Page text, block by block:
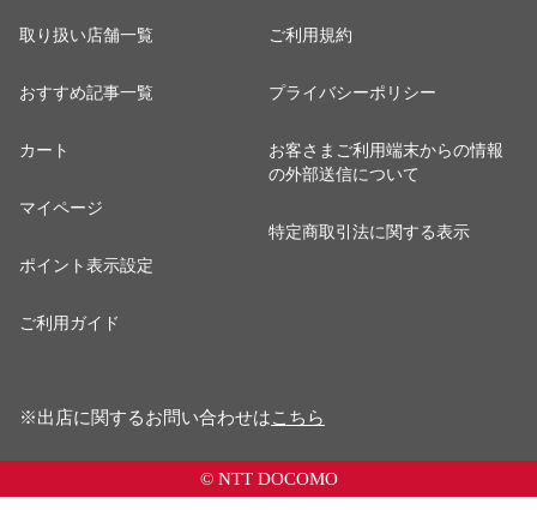
取り扱い店舗一覧
おすすめ記事一覧
カート
マイページ
ポイント表示設定
ご利用ガイド
ご利用規約
プライバシーポリシー
お客さまご利用端末からの情報
の外部送信について
特定商取引法に関する表示
※出店に関するお問い合わせはこちら
© NTT DOCOMO